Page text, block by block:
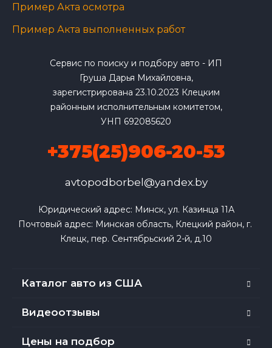
Пример Акта осмотра
Пример Акта выполненных работ
Сервис по поиску и подбору авто - ИП
Груша Дарья Михайловна,
зарегистрирована 23.10.2023 Клецким
районным исполнительным комитетом,
УНП 692085620
+375(25)906-20-53
avtopodborbel@yandex.by
Юридический адрес: Минск, ул. Казинца 11А
Почтовый адрес: Минская область, Клецкий район, г.
Клецк, пер. Сентябрьский 2-й, д.10
Каталог авто из США
Видеоотзывы
Цены на подбор